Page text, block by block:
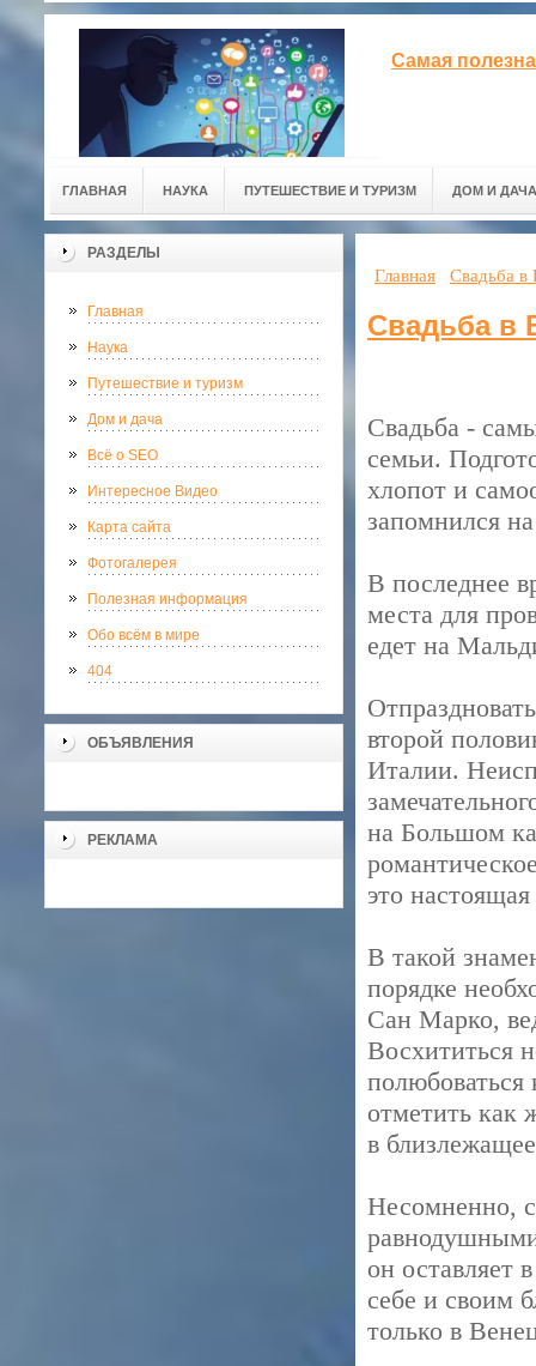
Самая
ГЛАВНАЯ НАУКА ПУТЕШЕСТВИЕ И ТУРИЗМ ДОМ И ДАЧА
РАЗДЕЛЫ
Главная
Наука
Путешествие и туризм
Дом и дача
Всё о SEO
Интересное Видео
Карта сайта
Фотогалерея
Полезная информация
Обо всём в мире
404
ОБЪЯВЛЕНИЯ
РЕКЛАМА
Главная Свадьба в
Свадьба в
Свадьба -
семьи.
хлопот и
запомнился
В последнее
места для
едет на
второй
Италии.
на Большом
это
В такой
порядке
Сан Марко,
Восхититься
отметить как
в
Несомненно,
равнодушными
он оставляет
себе и своим
только в